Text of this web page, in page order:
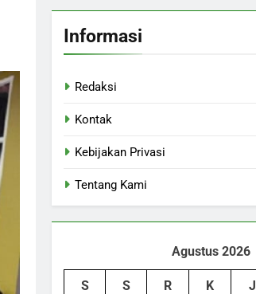
Informasi
Redaksi
Kontak
Kebijakan Privasi
Tentang Kami
Agustus 2026
S S R K J